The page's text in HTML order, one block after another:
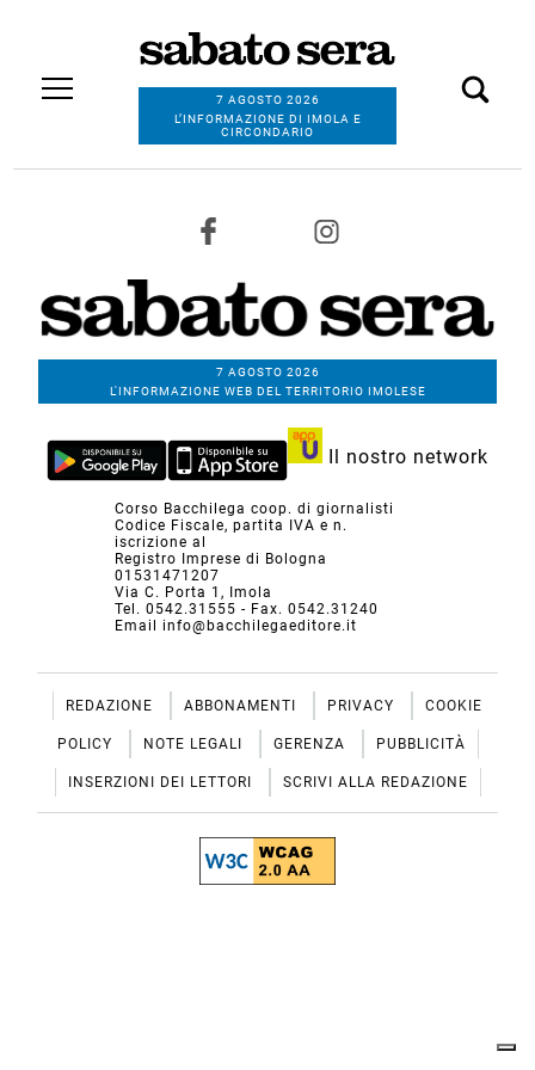
7 AGOSTO 2026
L’INFORMAZIONE DI IMOLA E
CIRCONDARIO
7 AGOSTO 2026
L'INFORMAZIONE WEB DEL TERRITORIO IMOLESE
Il nostro network
Corso Bacchilega coop. di giornalisti
Codice Fiscale, partita IVA e n.
iscrizione al
Registro Imprese di Bologna
01531471207
Via C. Porta 1, Imola
Tel. 0542.31555 - Fax. 0542.31240
Email info@bacchilegaeditore.it
REDAZIONE ABBONAMENTI PRIVACY COOKIE
POLICY NOTE LEGALI GERENZA PUBBLICITÀ
INSERZIONI DEI LETTORI SCRIVI ALLA REDAZIONE